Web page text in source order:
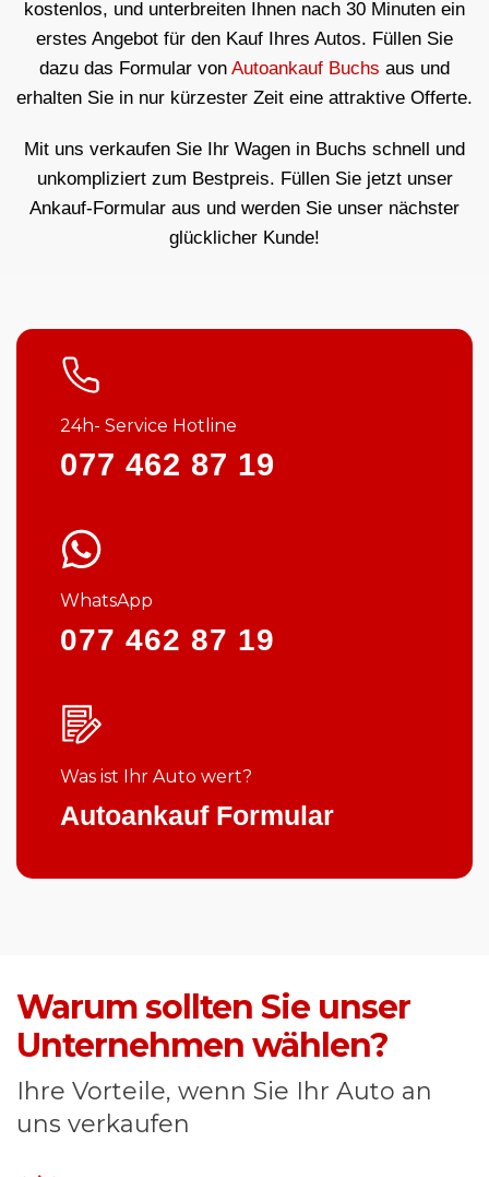
kostenlos, und unterbreiten Ihnen nach 30 Minuten ein
erstes Angebot für den Kauf Ihres Autos. Füllen Sie
dazu das Formular von Autoankauf Buchs aus und
erhalten Sie in nur kürzester Zeit eine attraktive Offerte.
Mit uns verkaufen Sie Ihr Wagen in Buchs schnell und
unkompliziert zum Bestpreis. Füllen Sie jetzt unser
Ankauf-Formular aus und werden Sie unser nächster
glücklicher Kunde!
24h- Service Hotline
077 462 87 19
WhatsApp
077 462 87 19
Was ist Ihr Auto wert?
Autoankauf Formular
Warum sollten Sie unser
Unternehmen wählen?
Ihre Vorteile, wenn Sie Ihr Auto an
uns verkaufen